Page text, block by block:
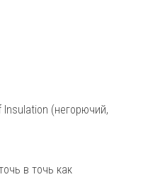
Insulation (негорючий,
в точь как